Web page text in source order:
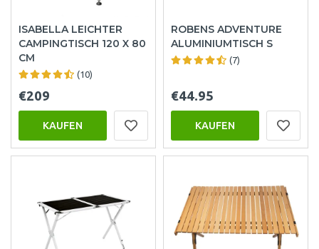
ISABELLA LEICHTER
CAMPINGTISCH 120 X 80
CM
(10)
€209
KAUFEN
ROBENS ADVENTURE
ALUMINIUMTISCH S
(7)
€44.95
KAUFEN